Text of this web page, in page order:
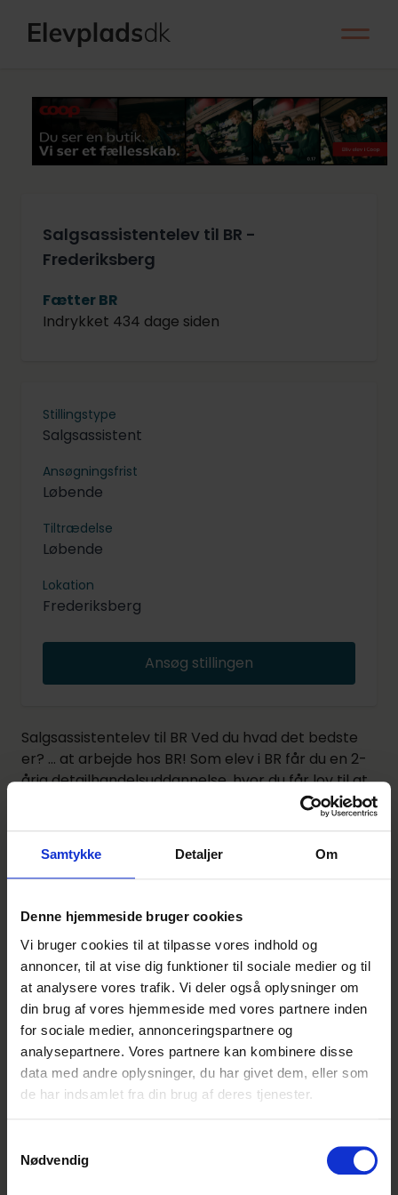
Samtykke Detaljer Om
Denne hjemmeside bruger cookies
Vi bruger cookies til at tilpasse vores indhold og
annoncer, til at vise dig funktioner til sociale medier og til
at analysere vores trafik. Vi deler også oplysninger om
din brug af vores hjemmeside med vores partnere inden
for sociale medier, annonceringspartnere og
analysepartnere. Vores partnere kan kombinere disse
data med andre oplysninger, du har givet dem, eller som
de har indsamlet fra din brug af deres tjenester.
Nødvendig
Salgsassistentelev til BR -
Frederiksberg
Fætter BR
Indrykket 434 dage siden
Stillingstype
Salgsassistent
Ansøgningsfrist
Løbende
Tiltrædelse
Løbende
Lokation
Frederiksberg
Ansøg stillingen
Salgsassistentelev til BR Ved du hvad det bedste
er? … at arbejde hos BR! Som elev i BR får du en 2-
årig detailhandelsuddannelse, hvor du får lov til at
lege i arbejdstiden. BR er en ungdommelig
relationer, og du
Salgsassistentelev til serviceenheden -
Fredericia
føtex
Fredericia Indrykket i går
føtex